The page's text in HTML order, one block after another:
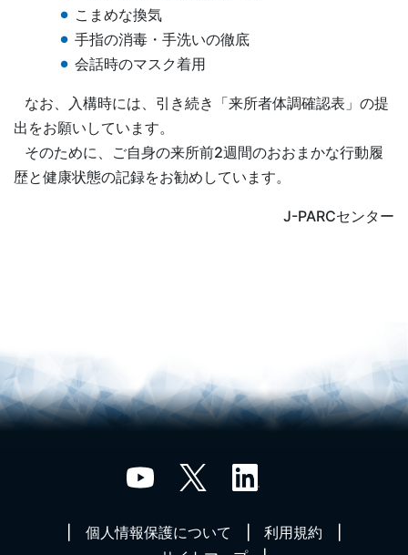
こまめな換気
手指の消毒・手洗いの徹底
会話時のマスク着用
なお、入構時には、引き続き「来所者体調確認表」の提
出をお願いしています。
そのために、ご自身の来所前2週間のおおまかな行動履
歴と健康状態の記録をお勧めしています。
J-PARCセンター
個人情報保護について
利用規約